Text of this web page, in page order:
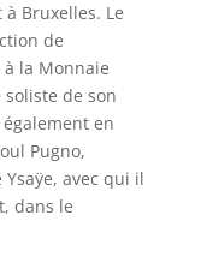
Bruxelles. Le
de
à la Monnaie
de son
en
Pugno,
Ysaÿe, avec qui il
dans le